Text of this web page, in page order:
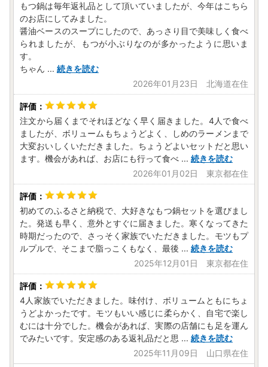
もつ鍋は毎年返礼品として頂いていましたが、今年はこちら
のお店にしてみました。
醤油ベースのスープにしたので、あっさり目で美味しく食べ
られましたが、もつが小ぶりなのが多かったように思いま
す。
ちゃん ... 続きを読む
2026年01月23日 北海道在住
注文から届くまでそれほどなく早く届きました。4人で食べ
ましたが、ボリュームもちょうどよく、しめのラーメンまで
大変おいしくいただきました。ちょうどよいセットだと思い
ます。機会があれば、お店にも行って食べ ... 続きを読む
2026年01月02日 東京都在住
初めてのふるさと納税で、大好きなもつ鍋セットを選びまし
た。発送も早く、意外とすぐに届きました。寒くなってきた
時期だったので、さっそく家族でいただきました。モツもプ
ルプルで、そこまで脂っこくもなく、最後 ... 続きを読む
2025年12月01日 東京都在住
4人家族でいただきました。味付け、ボリュームともにちょ
うどよかったです。モツもいい感じに柔らかく、自宅で楽し
むには十分でした。機会があれば、実際の店舗にも足を運ん
でみたいです。安定感のある返礼品だと思 ... 続きを読む
2025年11月09日 山口県在住